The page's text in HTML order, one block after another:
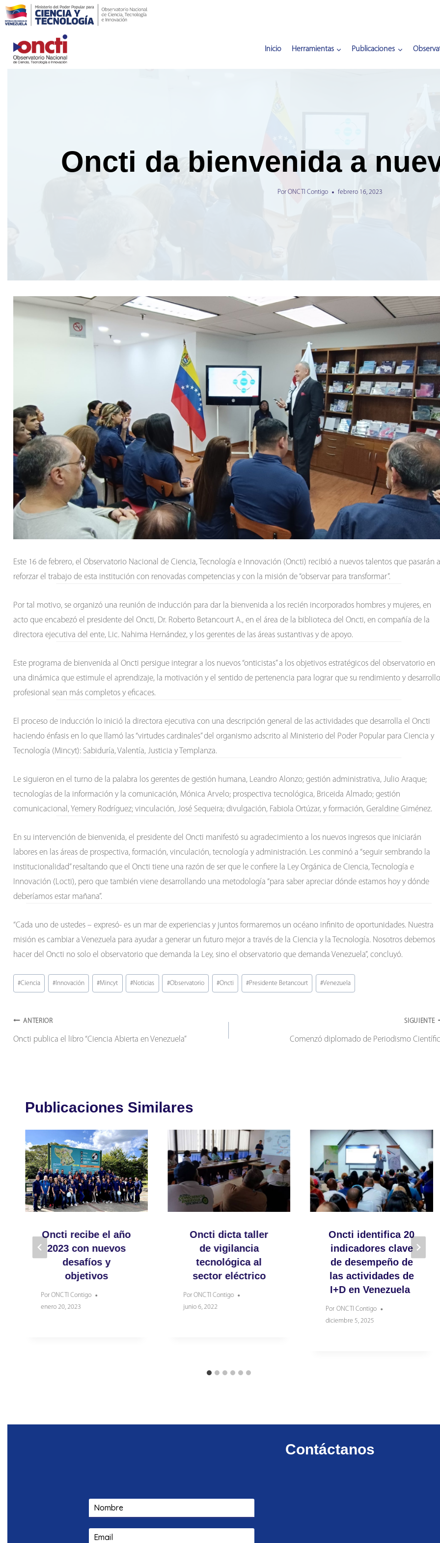
Saltar
al
Inicio Herramientas Publicaciones
Oncti da bienvenida a
Por ONCTI Contigo febrero 16, 2023
Este 16 de febrero, el Observatorio Nacional de Ciencia, Tecnología e Innovación (Oncti) recibió a nuevos talentos que pasarán a
reforzar el trabajo de esta institución con renovadas competencias y con la misión de “observar para transformar”.
Por tal motivo, se organizó una reunión de inducción para dar la bienvenida a los recién incorporados hombres y mujeres, en
acto que encabezó el presidente del Oncti, Dr. Roberto Betancourt A., en el área de la biblioteca del Oncti, en compañía de la
directora ejecutiva del ente, Lic. Nahima Hernández, y los gerentes de las áreas sustantivas y de apoyo.
Este programa de bienvenida al Oncti persigue integrar a los nuevos “onticistas” a los objetivos estratégicos del observatorio en
una dinámica que estimule el aprendizaje, la motivación y el sentido de pertenencia para lograr que su rendimiento y desarrollo
profesional sean más completos y eficaces.
El proceso de inducción lo inició la directora ejecutiva con una descripción general de las actividades que desarrolla el Oncti
haciendo énfasis en lo que llamó las “virtudes cardinales” del organismo adscrito al Ministerio del Poder Popular para Ciencia y
Tecnología (Mincyt): Sabiduría, Valentía, Justicia y Templanza.
Le siguieron en el turno de la palabra los gerentes de gestión humana, Leandro Alonzo; gestión administrativa, Julio Araque;
tecnologías de la información y la comunicación, Mónica Arvelo; prospectiva tecnológica, Briceida Almado; gestión
comunicacional, Yemery Rodríguez; vinculación, José Sequeira; divulgación, Fabiola Ortúzar, y formación, Geraldine Giménez.
En su intervención de bienvenida, el presidente del Oncti manifestó su agradecimiento a los nuevos ingresos que iniciarán
labores en las áreas de prospectiva, formación, vinculación, tecnología y administración. Les conminó a “seguir sembrando la
institucionalidad” resaltando que el Oncti tiene una razón de ser que le confiere la Ley Orgánica de Ciencia, Tecnología e
Innovación (Locti), pero que también viene desarrollando una metodología “para saber apreciar dónde estamos hoy y dónde
deberíamos estar mañana”.
“Cada uno de ustedes – expresó- es un mar de experiencias y juntos formaremos un océano infinito de oportunidades. Nuestra
misión es cambiar a Venezuela para ayudar a generar un futuro mejor a través de la Ciencia y la Tecnología. Nosotros debemos
hacer del Oncti no solo el observatorio que demanda la Ley, sino el observatorio que demanda Venezuela”, concluyó.
Etiquetas
de
entrada:
#Ciencia # Innovación #Mincyt #Noticias #Observatorio #Oncti #Presidente Betancourt #Venezuela
Navegación
de
ANTERIOR
Oncti publica el libro “Ciencia Abierta en Venezuela”
SIGUIENTE
Comenzó diplomado de Periodismo
Publicaciones Similares
Oncti recibe el año
2023 con nuevos
desafíos y
objetivos
Por ONCTI Contigo
enero 20, 2023
Oncti dicta taller
de vigilancia
tecnológica al
sector eléctrico
Por ONCTI Contigo
junio 6, 2022
Oncti identifica 20
indicadores clave
de desempeño de
las actividades de
I+D en Venezuela
Por ONCTI Contigo
diciembre 5, 2025
Contáctanos